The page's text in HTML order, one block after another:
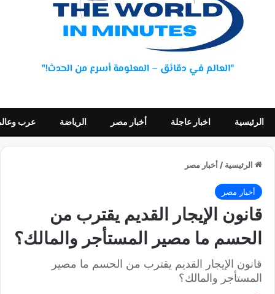
الرئيسية اخبار عاجلة أخبار مصر الرياضة عرب
الرئيسية / أخبار مصر
أخبار مصر
قانون الإيجار القديم يقترب من
الحسم ما مصير المستأجر والمالك؟
قانون الإيجار القديم يقترب من الحسم ما مصير
المستأجر والمالك؟